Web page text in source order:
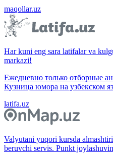
maqollar.uz
Har kuni eng sara latifalar va
markazi!
Ежедневно только отборные
Кузница юмора на узбекском
latifa.uz
Valyutani yuqori kursda
beruvchi servis. Punkt